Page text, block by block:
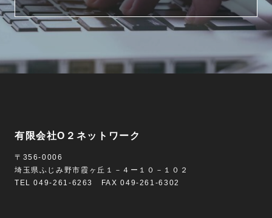
有限会社O２ネットワーク
〒356-0006
埼玉県ふじみ野市霞ヶ丘１－４ー１０－１０２
TEL 049-261-6263 FAX 049-261-6302